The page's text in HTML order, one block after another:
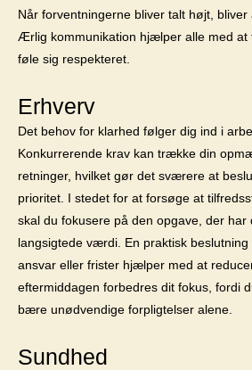
Når forventningerne bliver talt højt,
Ærlig kommunikation hjælper alle med at
føle sig respekteret.
Erhverv
Det behov for klarhed følger dig ind i
Konkurrerende krav kan trække din
retninger, hvilket gør det sværere at
prioritet. I stedet for at forsøge at
skal du fokusere på den opgave, der har
langsigtede værdi. En praktisk
ansvar eller frister hjælper med at
eftermiddagen forbedres dit fokus, fordi
bære unødvendige forpligtelser alene.
Sundhed